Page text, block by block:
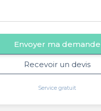
Envoyer ma demande
Recevoir un devis
Service gratuit